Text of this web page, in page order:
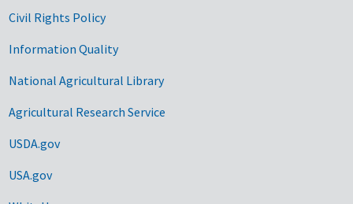
Civil Rights Policy
Information Quality
National Agricultural Library
Agricultural Research Service
USDA.gov
USA.gov